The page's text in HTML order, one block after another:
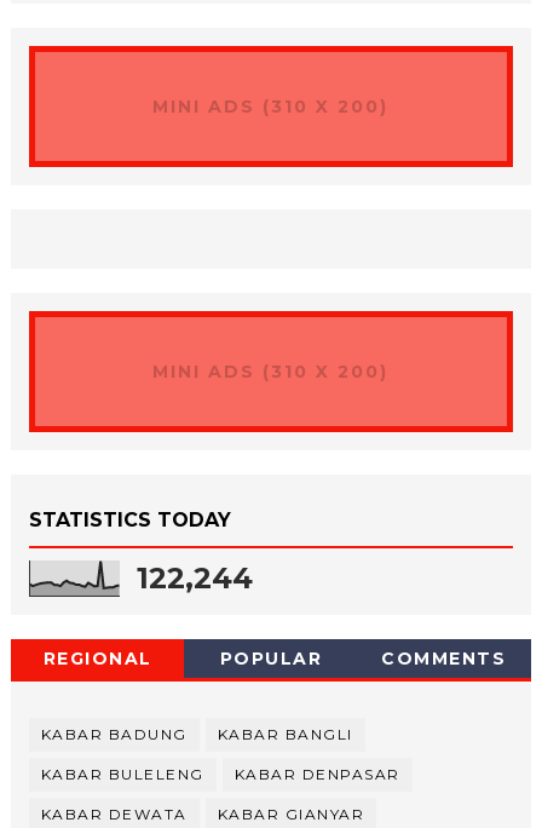
MINI ADS (310 X 200)
MINI ADS (310 X 200)
STATISTICS TODAY
122,244
REGIONAL POPULAR COMMENTS
KABAR BADUNG KABAR BANGLI
KABAR BULELENG KABAR DENPASAR
KABAR DEWATA KABAR GIANYAR